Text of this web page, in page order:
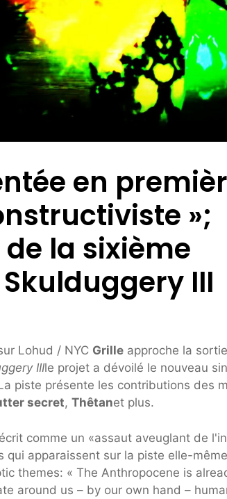
en
»;
la sixième
III
Lohud / NYC Grille approche la
IIIle projet a dévoilé le nouveau
piste présente les contributions des
secret, Thêtanet plus.
comme un «assaut aveuglant de
apparaissent sur la piste elle-
themes: « The Anthropocene is
around us – by our own hand –